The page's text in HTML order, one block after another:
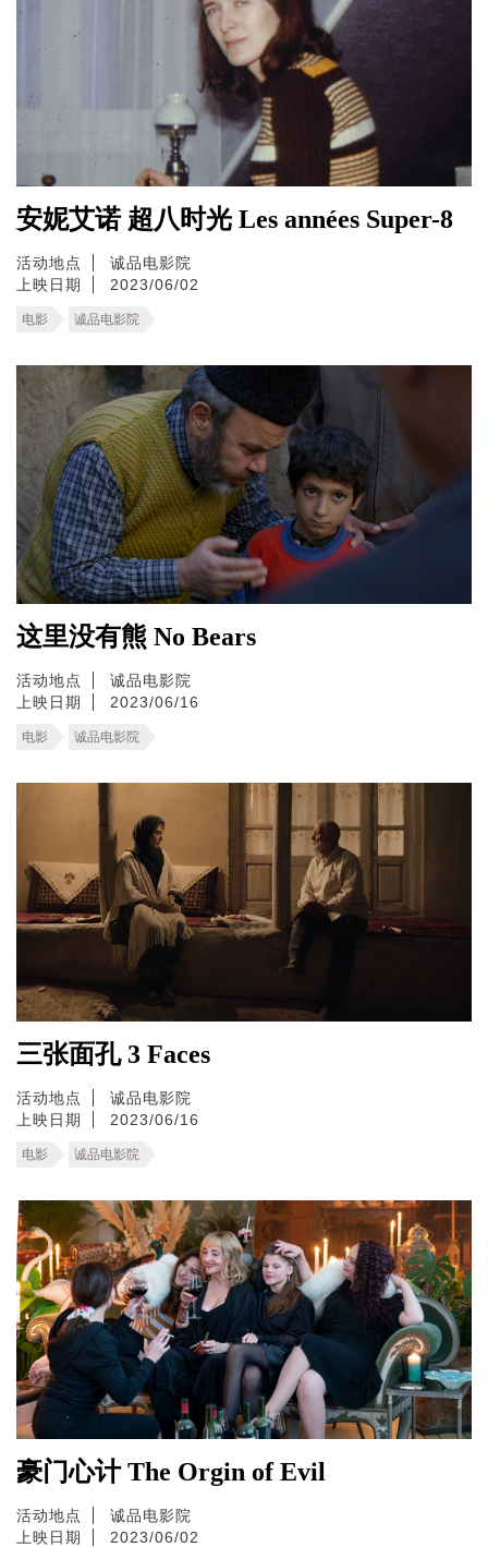
安妮艾诺 超八时光 Les années Super-8
活动地点
诚品电影院
上映日期
2023/06/02
电影 诚品电影院
这里没有熊 No Bears
活动地点
诚品电影院
上映日期
2023/06/16
电影 诚品电影院
三张面孔 3 Faces
活动地点
诚品电影院
上映日期
2023/06/16
电影 诚品电影院
豪门心计 The Orgin of Evil
活动地点
诚品电影院
上映日期
2023/06/02